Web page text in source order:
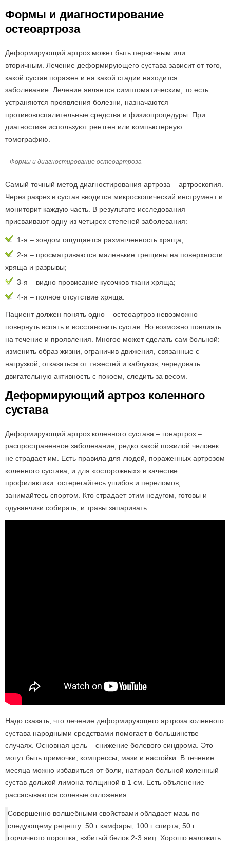
Формы и диагностирование
остеоартроза
Деформирующий артроз может быть первичным или
вторичным. Лечение деформирующего сустава зависит от того,
какой сустав поражен и на какой стадии находится
заболевание. Лечение является симптоматическим, то есть
устраняются проявления болезни, назначаются
противовоспалительные средства и физиопроцедуры. При
диагностике используют рентген или компьютерную
томографию.
Формы и диагностирование остеоартроза
Самый точный метод диагностирования артроза – артроскопия.
Через разрез в сустав вводится микроскопический инструмент и
мониторит каждую часть. В результате исследования
присваивают одну из четырех степеней заболевания:
1-я – зондом ощущается размягченность хряща;
2-я – просматриваются маленькие трещины на поверхности
хряща и разрывы;
3-я – видно провисание кусочков ткани хряща;
4-я – полное отсутствие хряща.
Пациент должен понять одно – остеоартроз невозможно
повернуть вспять и восстановить сустав. Но возможно повлиять
на течение и проявления. Многое может сделать сам больной:
изменить образ жизни, ограничив движения, связанные с
нагрузкой, отказаться от тяжестей и каблуков, чередовать
двигательную активность с покоем, следить за весом.
Деформирующий артроз коленного
сустава
Деформирующий артроз коленного сустава – гонартроз –
распространенное заболевание, редко какой пожилой человек
не страдает им. Есть правила для людей, пораженных артрозом
коленного сустава, и для «осторожных» в качестве
профилактики: остерегайтесь ушибов и переломов,
занимайтесь спортом. Кто страдает этим недугом, готовы и
одуванчики собирать, и травы запаривать.
Надо сказать, что лечение деформирующего артроза коленного
сустава народными средствами помогает в большинстве
случаях. Основная цель – снижение болевого синдрома. Это
могут быть примочки, компрессы, мази и настойки. В течение
месяца можно избавиться от боли, натирая больной коленный
сустав долькой лимона толщиной в 1 см. Есть объяснение –
рассасываются солевые отложения.
Совершенно волшебными свойствами обладает мазь по
следующему рецепту: 50 г камфары, 100 г спирта, 50 г
горчичного порошка, взбитый белок 2-3 яиц. Хорошо наложить